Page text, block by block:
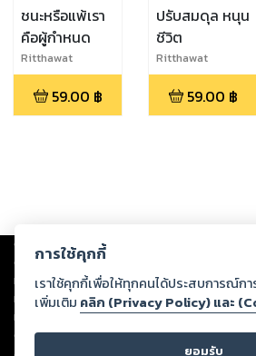
ชนะหรือแพ้เรา
คือผู้กำหนด
Ritthawat
pinijneuk
59.00 ฿
ปรับสมดุล หนุน
ชีวิต
Ritthawat
pinijneuk
59.00 ฿
Copyright © 2026
ต่อผลงานหรือเนื้อหาใดที่อัปโหลดผ่านเว็บไซต์และป
ทรัพย์สินทางปัญญาของบุคคลอื่นหรือขัดต่อกฎหมา
ทุกท่านโปรดใช้วิจารณญาณในการกลั่นกรองด้วยต
หนึ่งส่วนใดขัดต่อกฎหมายและศีลธรรม กรุณาแจ้งม
ดำเนินการในทันที ทั้งนี้ ทางสตอรี่ล็อกขอสงวนลิ
การใช้คุกกี้
เราใช้คุกกี้เพื่อให้ทุกคนได้ประสบการณ์ก
เพิ่มเติม คลิก (Privacy Policy) และ
ยอมรับ